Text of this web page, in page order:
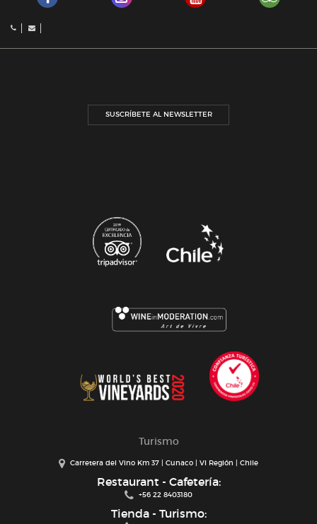
SUSCRÍBETE AL NEWSLETTER
Turismo
Carretera del Vino Km 37 | Cunaco | VI Región | Chile
Restaurant - Cafetería:
+56 22 8403180
Tienda - Turismo: